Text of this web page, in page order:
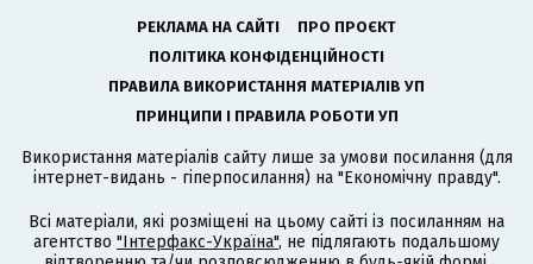
РЕКЛАМА НА САЙТІ
ПРО ПРОЄКТ
ПОЛІТИКА КОНФІДЕНЦІЙНОСТІ
ПРАВИЛА ВИКОРИСТАННЯ МАТЕРІАЛІВ УП
ПРИНЦИПИ І ПРАВИЛА РОБОТИ УП
Використання матеріалів сайту лише за умови посилання (для
інтернет-видань - гіперпосилання) на "Економічну правду".
Всі матеріали, які розміщені на цьому сайті із посиланням на
агентство "Інтерфакс-Україна", не підлягають подальшому